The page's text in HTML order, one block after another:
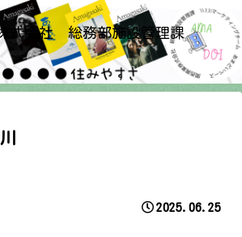
式会社 総務部施設管理課
2025.06.25